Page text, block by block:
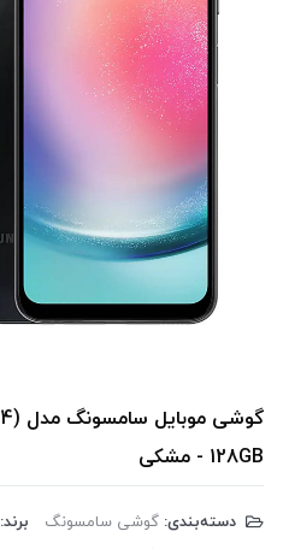
128GB - مشکی
دسته‌بندی: گوشی سامسونگ برند: